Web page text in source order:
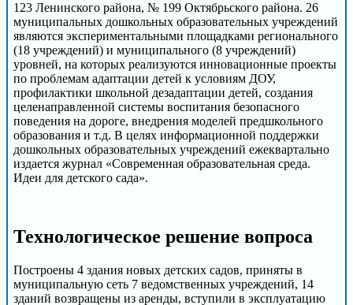
123 Ленинского района, № 199 Октябрьского района. 26
муниципальных дошкольных образовательных учреждений
являются экспериментальными площадками регионального
(18 учреждений) и муниципального (8 учреждений)
уровней, на которых реализуются инновационные проекты
по проблемам адаптации детей к условиям ДОУ,
профилактики школьной дезадаптации детей, создания
целенаправленной системы воспитания безопасного
поведения на дороге, внедрения моделей предшкольного
образования и т.д. В целях информационной поддержки
дошкольных образовательных учреждений ежеквартально
издается журнал «Современная образовательная среда.
Идеи для детского сада».
Технологическое решение вопроса
Построены 4 здания новых детских садов, приняты в
муниципальную сеть 7 ведомственных учреждений, 14
зданий возвращены из аренды, вступили в эксплуатацию